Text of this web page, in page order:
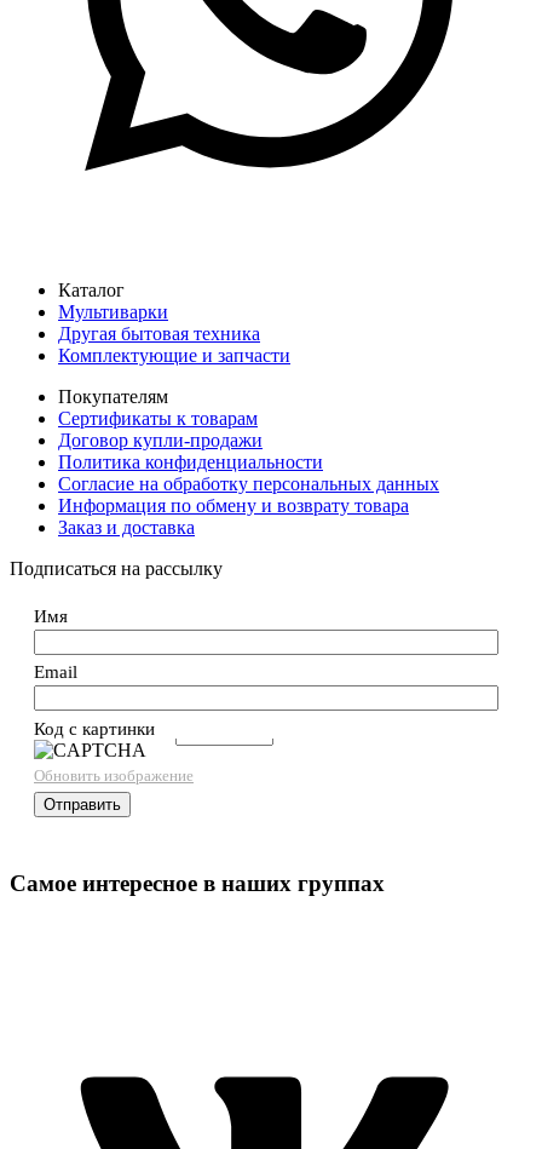
Каталог
Мультиварки
Другая бытовая техника
Комплектующие и запчасти
Покупателям
Сертификаты к товарам
Договор купли-продажи
Политика конфиденциальности
Согласие на обработку персональных данных
Информация по обмену и возврату товара
Заказ и доставка
Подписаться на рассылку
Имя
Email
Код с картинки→
Обновить изображение
Самое интересное в наших группах